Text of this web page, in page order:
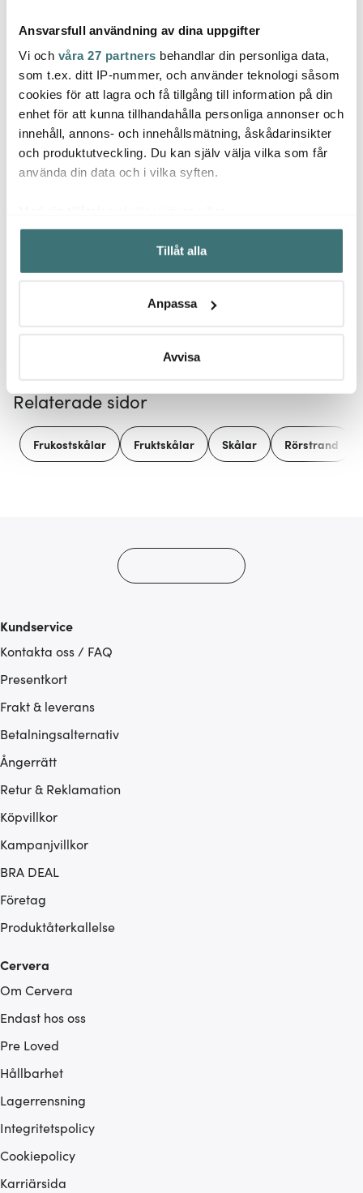
Ansvarsfull användning av dina uppgifter
Vi och våra 27 partners behandlar din personliga data,
som t.ex. ditt IP-nummer, och använder teknologi såsom
cookies för att lagra och få tillgång till information på din
enhet för att kunna tillhandahålla personliga annonser och
innehåll, annons- och innehållsmätning, åskådarinsikter
och produktutveckling. Du kan själv välja vilka som får
använda din data och i vilka syften.
Samla in information om din geografiska plats som
kan ha en noggrannhet på upp till flera meter
Identifiera din enhet genom att aktivt skanna den för
Ta reda på mer om hur dina personliga uppgifter
Du kan ändra eller dra tillbaka ditt samtycke när som
Vi använder cookies för att innehållet och annonserna
ska anpassas efter det som vi tror att du tycker om. Det
gör också att vi kan analysera vår trafik och göra
Tillåt alla
Anpassa
Avvisa
Rörstrand
Swedish Grace Skål 1 L
Snö
355 kr
Rörstrand
Swedish Grace
Ugnsform 2,5 L Snö
825 kr
Låt dig inspireras av våra kunder
Relaterade sidor
Frukostskålar Fruktskålar Skålar Rörstrand
Kundservice
Kontakta oss / FAQ
Presentkort
Frakt & leverans
Betalningsalternativ
Ångerrätt
Retur & Reklamation
Köpvillkor
Kampanjvillkor
BRA DEAL
Företag
Produktåterkallelse
Cervera
Om Cervera
Endast hos oss
Pre Loved
Hållbarhet
Lagerrensning
Integritetspolicy
Cookiepolicy
Karriärsida